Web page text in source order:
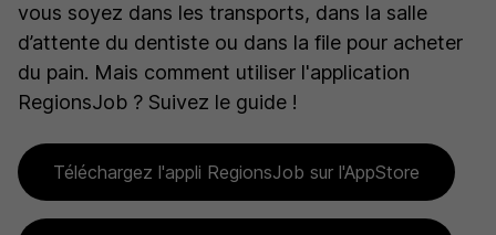
vous soyez dans les transports, dans la salle
d’attente du dentiste ou dans la file pour acheter
du pain. Mais comment utiliser l'application
RegionsJob ? Suivez le guide !
Téléchargez l'appli RegionsJob sur l'AppStore